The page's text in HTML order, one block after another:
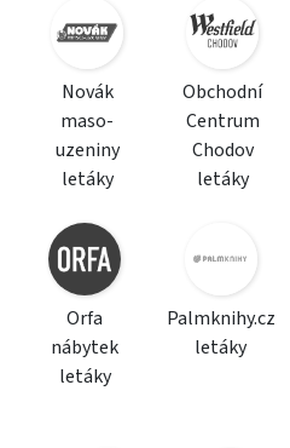
Novák
maso-
uzeniny
letáky
Obchodní
Centrum
Chodov
letáky
Orfa
nábytek
letáky
Palmknihy.cz
letáky